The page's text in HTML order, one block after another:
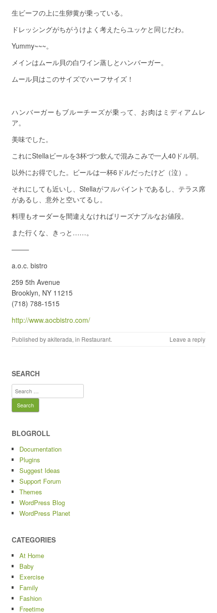
生ビーフの上に生卵黄が乗っている。
ドレッシングがちがうけよく考えたらユッケと同じだわ。
Yummy~~~。
メインはムール貝の白ワイン蒸しとハンバーガー。
ムール貝はこのサイズでハーフサイズ！
ハンバーガーもブルーチーズが乗って、お肉はミディアムレ
ア。
美味でした。
これにStellaビールを3杯づつ飲んで混みこみで一人40ドル弱。
以外にお得でした。ビールは一杯6ドルだったけど（泣）。
それにしても近いし、Stellaがフルパイントであるし、テラス席
があるし、意外と空いてるし。
料理もオーダーを間違えなければリーズナブルなお値段。
また行くな、きっと……。
——–
a.o.c. bistro
259 5th Avenue
Brooklyn, NY 11215
(718) 788-1515
http://www.aocbistro.com/
Published byakiterada, in Restaurant. Leave a reply
SEARCH
Search
for:
BLOGROLL
Documentation
Plugins
Suggest Ideas
Support Forum
Themes
WordPress Blog
WordPress Planet
CATEGORIES
At Home
Baby
Exercise
Family
Fashion
Freetime